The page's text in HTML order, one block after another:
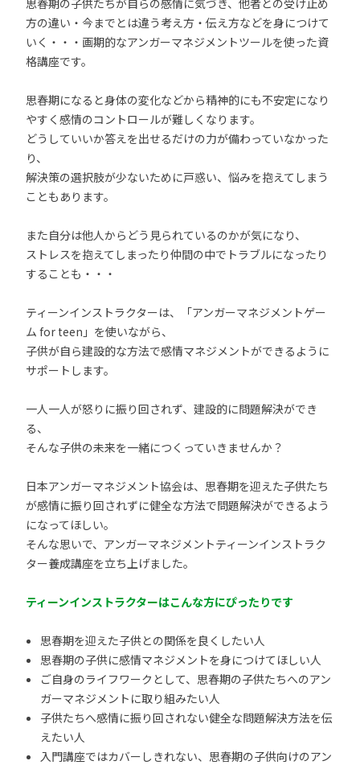
思春期の子供たちが自らの感情に気づき、他者との受け止め
方の違い・今までとは違う考え方・伝え方などを身につけて
いく・・・画期的なアンガーマネジメントツールを使った資
格講座です。
思春期になると身体の変化などから精神的にも不安定になり
やすく感情のコントロールが難しくなります。
どうしていいか答えを出せるだけの力が備わっていなかった
り、
解決策の選択肢が少ないために戸惑い、悩みを抱えてしまう
こともあります。
また自分は他人からどう見られているのかが気になり、
ストレスを抱えてしまったり仲間の中でトラブルになったり
することも・・・
ティーンインストラクターは、「アンガーマネジメントゲー
ム for teen」を使いながら、
子供が自ら建設的な方法で感情マネジメントができるように
サポートします。
一人一人が怒りに振り回されず、建設的に問題解決ができ
る、
そんな子供の未来を一緒につくっていきませんか？
日本アンガーマネジメント協会は、思春期を迎えた子供たち
が感情に振り回されずに健全な方法で問題解決ができるよう
になってほしい。
そんな思いで、アンガーマネジメントティーンインストラク
ター養成講座を立ち上げました。
ティーンインストラクターはこんな方にぴったりです
思春期を迎えた子供との関係を良くしたい人
思春期の子供に感情マネジメントを身につけてほしい人
ご自身のライフワークとして、思春期の子供たちへのアン
ガーマネジメントに取り組みたい人
子供たちへ感情に振り回されない健全な問題解決方法を伝
えたい人
入門講座ではカバーしきれない、思春期の子供向けのアン